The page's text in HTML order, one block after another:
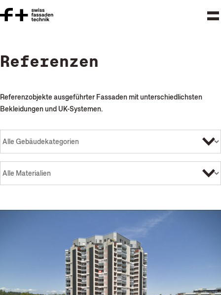
Referenzen
Referenzobjekte ausgeführter Fassaden mit unterschiedlichsten
Bekleidungen und UK-Systemen.